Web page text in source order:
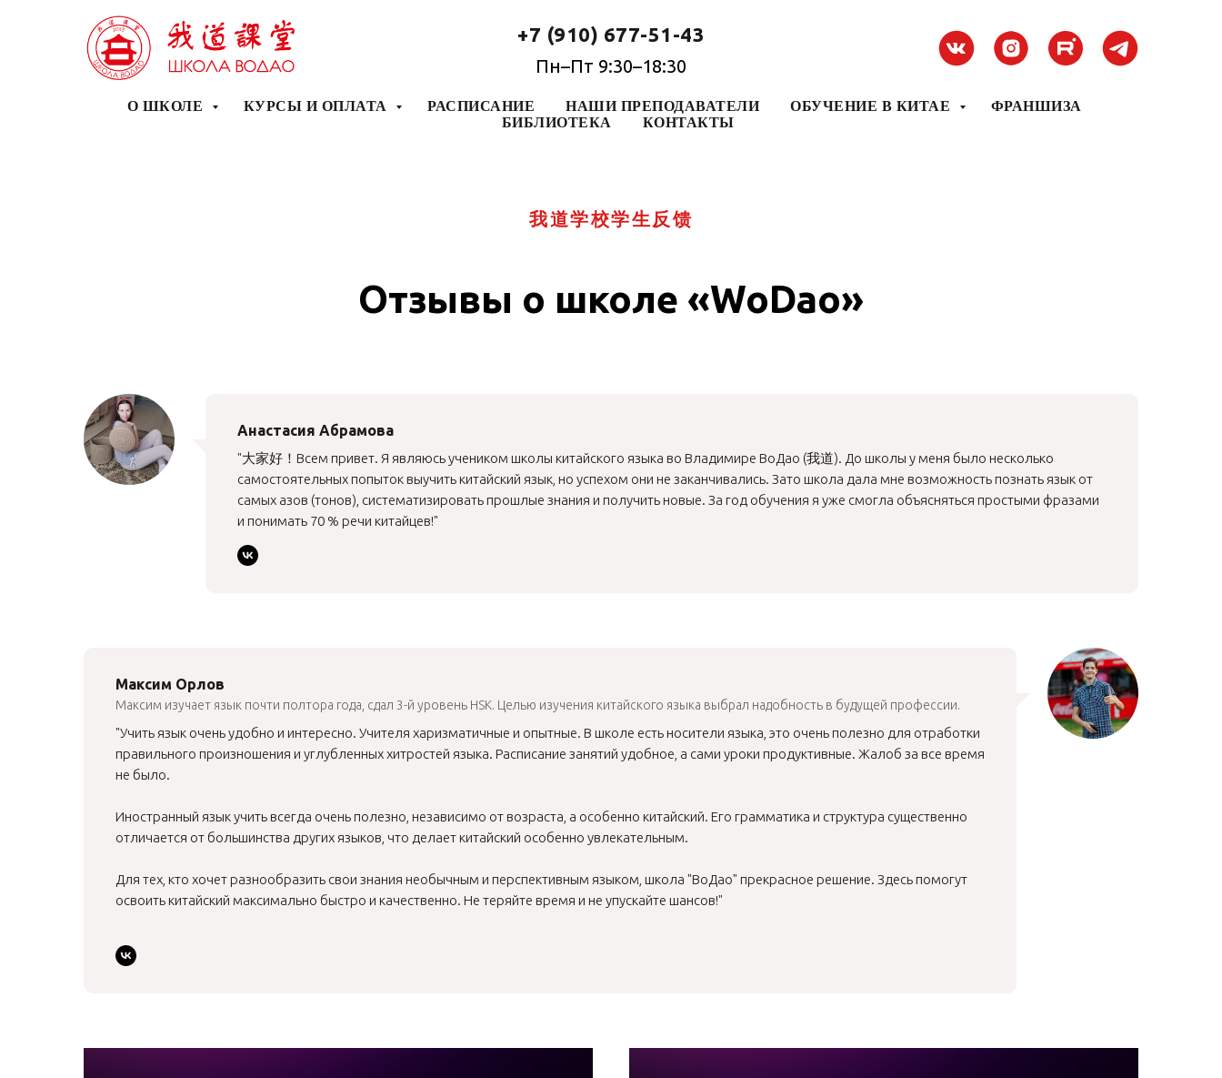
+7 (910) 677-51-43
Пн–Пт 9:30–18:30
О ШКОЛЕ КУРСЫ И ОПЛАТА РАСПИСАНИЕ НАШИ ПРЕПОДАВАТЕЛИ ОБУЧЕНИЕ В КИТАЕ
ФРАНШИЗА
БИБЛИОТЕКА
КОНТАКТЫ
我道学校学生反馈
Отзывы о школе «WoDao»
Анастасия Абрамова
"大家好！Всем привет. Я являюсь учеником школы китайского языка во Владимире ВоДао (我道). До школы у меня было несколько
самостоятельных попыток выучить китайский язык, но успехом они не заканчивались. Зато школа дала мне возможность познать язык от
самых азов (тонов), систематизировать прошлые знания и получить новые. За год обучения я уже смогла объясняться простыми фразами
и понимать 70 % речи китайцев!"
Максим Орлов
Максим изучает язык почти полтора года, сдал 3-й уровень HSK. Целью изучения китайского языка выбрал надобность в будущей профессии.
"Учить язык очень удобно и интересно. Учителя харизматичные и опытные. В школе есть носители языка, это очень полезно для отработки
правильного произношения и углубленных хитростей языка. Расписание занятий удобное, а сами уроки продуктивные. Жалоб за все время
не было.
Иностранный язык учить всегда очень полезно, независимо от возраста, а особенно китайский. Его грамматика и структура существенно
отличается от большинства других языков, что делает китайский особенно увлекательным.
Для тех, кто хочет разнообразить свои знания необычным и перспективным языком, школа "ВоДао" прекрасное решение. Здесь помогут
освоить китайский максимально быстро и качественно. Не теряйте время и не упускайте шансов!"